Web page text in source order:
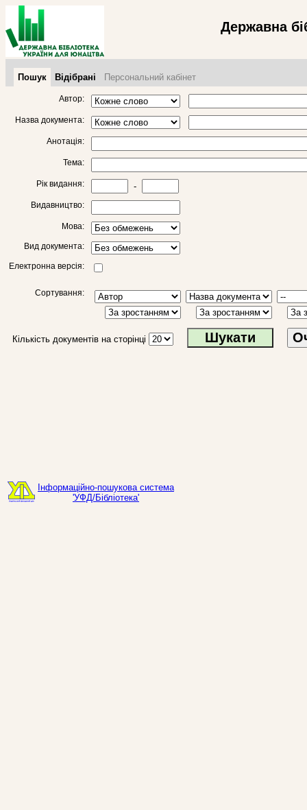
Державна
Пошук Відібрані Персональний кабінет
Автор:
Назва документа:
Анотація:
Тема:
Рік видання: -
Видавництво:
Мова:
Вид документа:
Електронна версія:
Сортування:
Кількість документів на сторінці
Інформаційно-пошукова система
'УФД/Бібліотека'